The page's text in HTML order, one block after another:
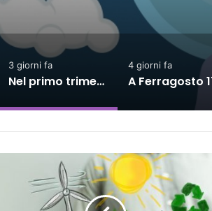
4 giorni fa
A Ferragosto 17,5 milioni di turisti, spesa diretta superiore a 9 miliardi
4 giorni fa